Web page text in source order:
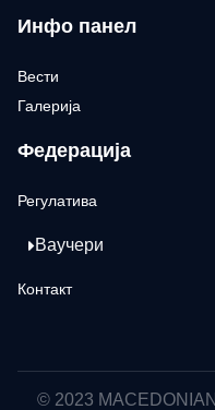
Инфо панел
Вести
Галерија
Федерација
Регулатива
Ваучери
Контакт
© 2023